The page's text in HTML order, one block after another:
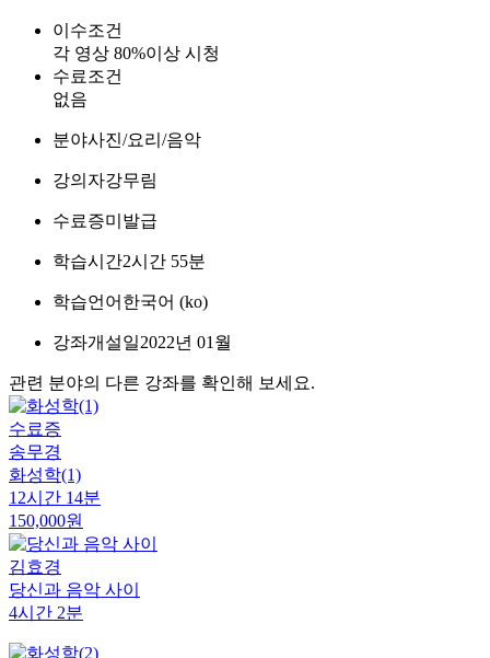
이수조건
각 영상 80%이상 시청
수료조건
없음
분야사진/요리/음악
강의자강무림
수료증미발급
학습시간2시간 55분
학습언어 한국어 ‎(ko)‎
강좌개설일2022년 01월
관련 분야의 다른 강좌를 확인해 보세요.
수료증
송무경
화성학(1)
12시간 14분
150,000원
김효경
당신과 음악 사이
4시간 2분